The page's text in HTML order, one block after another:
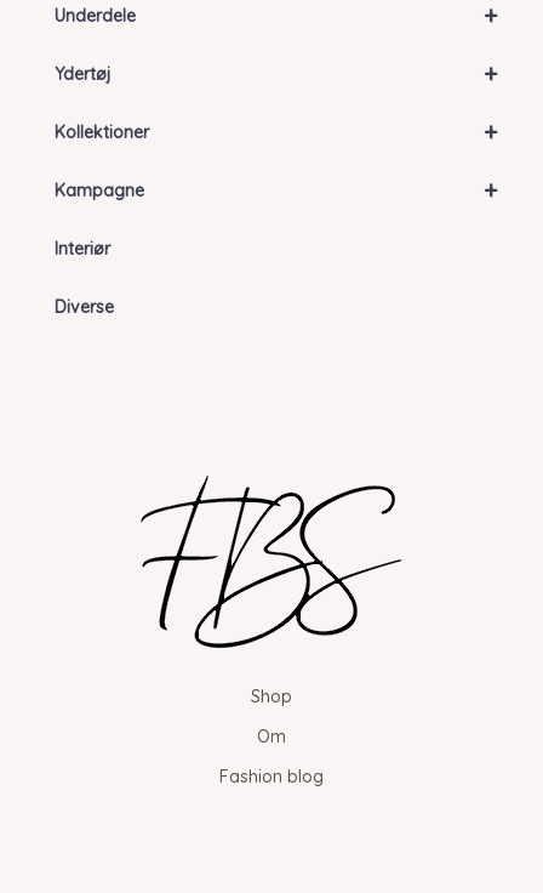
+
Underdele
+
Ydertøj
+
Kollektioner
+
Kampagne
Interiør
Diverse
Shop
Om
Fashion blog